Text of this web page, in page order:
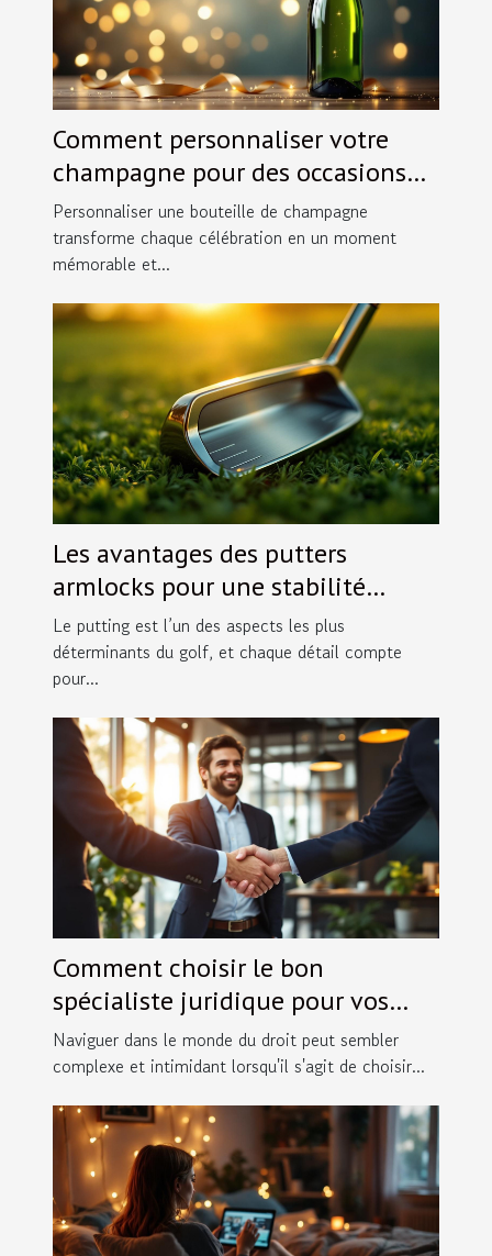
Comment personnaliser votre
champagne pour des occasions
spéciales ?
Personnaliser une bouteille de champagne
transforme chaque célébration en un moment
mémorable et...
Les avantages des putters
armlocks pour une stabilité
accrue
Le putting est l’un des aspects les plus
déterminants du golf, et chaque détail compte
pour...
Comment choisir le bon
spécialiste juridique pour vos
besoins spécifiques ?
Naviguer dans le monde du droit peut sembler
complexe et intimidant lorsqu'il s'agit de choisir...